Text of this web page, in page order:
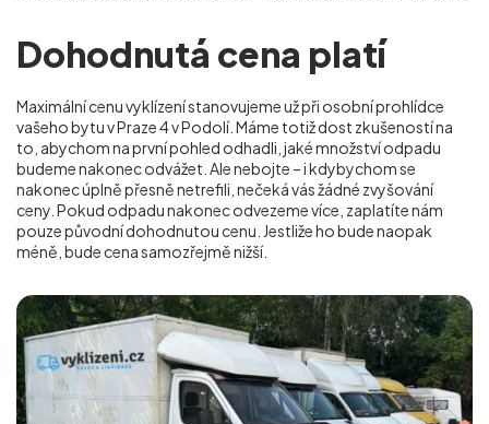
Dohodnutá cena platí
Maximální cenu vyklízení stanovujeme už při osobní prohlídce
vašeho bytu v Praze 4 v Podolí. Máme totiž dost zkušeností na
to, abychom na první pohled odhadli, jaké množství odpadu
budeme nakonec odvážet. Ale nebojte – i kdybychom se
nakonec úplně přesně netrefili, nečeká vás žádné zvyšování
ceny. Pokud odpadu nakonec odvezeme více, zaplatíte nám
pouze původní dohodnutou cenu. Jestliže ho bude naopak
méně, bude cena samozřejmě nižší.